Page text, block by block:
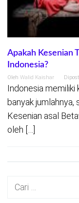
Apakah Kesenian
Indonesia?
Oleh Walid Kaishar
Indonesia memiliki
banyak jumlahnya,
Kesenian asal
oleh […]
Cari